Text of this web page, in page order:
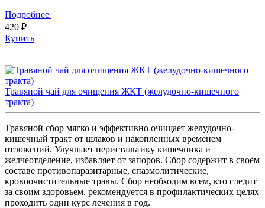
Подробнее
420 ₽
Купить
Травяной чай для очищения ЖКТ (желудочно-кишечного
тракта)
Травяной сбор мягко и эффективно очищает желудочно-
кишечный тракт от шлаков и накопленных временем
отложений. Улучшает перистальтику кишечника и
желчеотделение, избавляет от запоров. Сбор содержит в своём
составе противопаразитарные, спазмолитические,
кровоочистительные травы. Сбор необходим всем, кто следит
за своим здоровьем, рекомендуется в профилактических целях
проходить один курс лечения в год.